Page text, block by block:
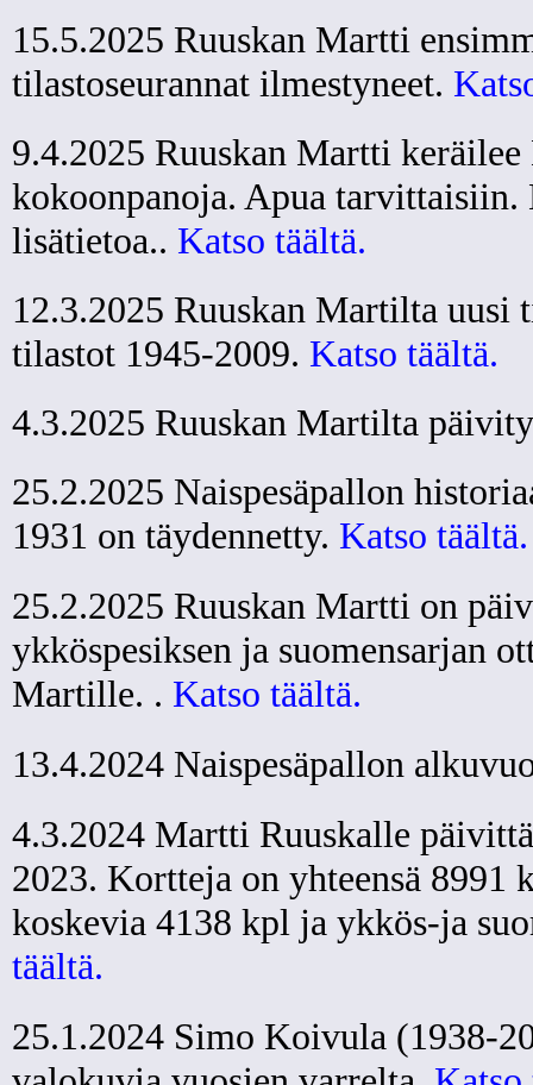
15.5.2025 Ruuskan Martti
tilastoseurannat ilmestyneet.
9.4.2025 Ruuskan Martti
kokoonpanoja. Apua
lisätietoa.. Katso täältä.
12.3.2025 Ruuskan Martilta uusi
tilastot 1945-2009. Katso täältä.
4.3.2025 Ruuskan Martilta
25.2.2025 Naispesäpallon
1931 on täydennetty. Katso täältä.
25.2.2025 Ruuskan Martti on
ykköspesiksen ja suomensarjan
Martille. . Katso täältä.
13.4.2024 Naispesäpallon
4.3.2024 Martti Ruuskalle
2023. Kortteja on yhteensä 8991
koskevia 4138 kpl ja ykkös-ja
täältä.
25.1.2024 Simo Koivula (1938-